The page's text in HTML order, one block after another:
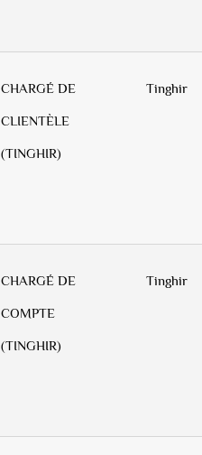
CHARGÉ DE
CLIENTÈLE
(TINGHIR)
Tinghir
CHARGÉ DE
COMPTE
(TINGHIR)
Tinghir